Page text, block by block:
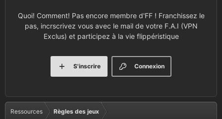
Quoi! Comment! Pas encore membre d'FF ! Franchissez le
pas, incrscrivez vous avec le mail de votre F.A.I (VPN
Exclus) et participez à la vie flippéristique
Connexion
S'inscrire
Ressources Règles des jeux